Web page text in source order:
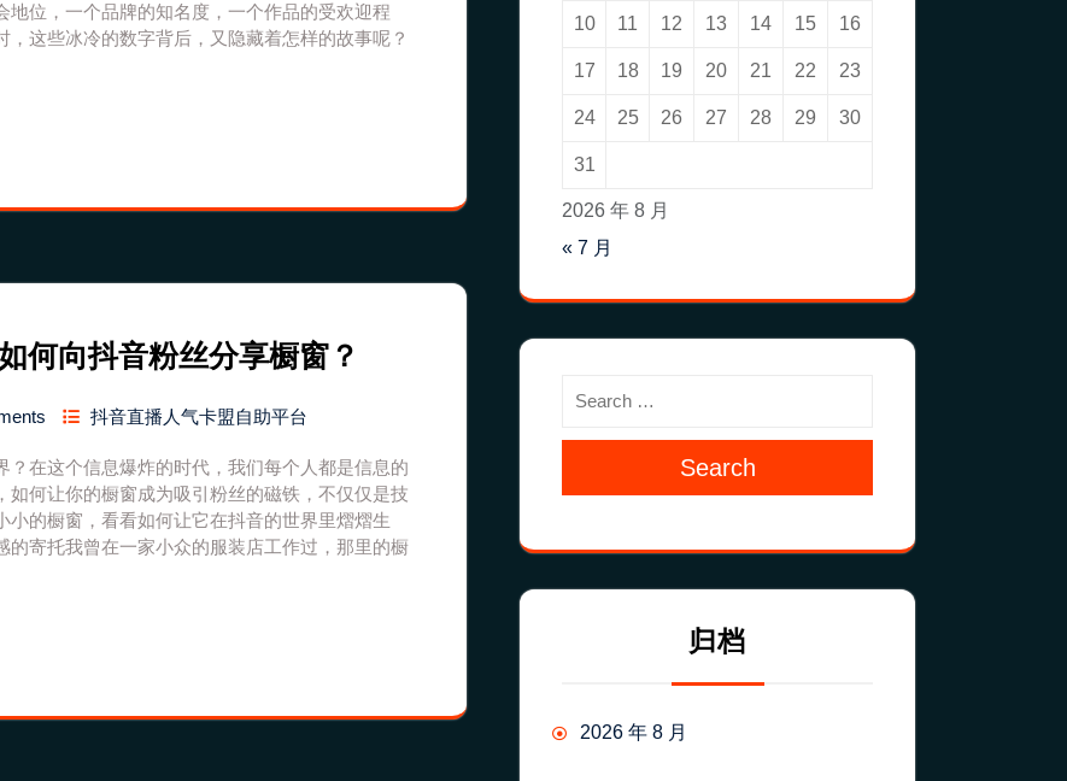
位，一个品牌的知名度，一个作品的受欢迎程
这些冰冷的数字背后，又隐藏着怎样的故事呢？
何向抖音粉丝分享橱窗？
抖音直播人气卡盟自助平台
在这个信息爆炸的时代，我们每个人都是信息的
何让你的橱窗成为吸引粉丝的磁铁，不仅仅是技
的橱窗，看看如何让它在抖音的世界里熠熠生
寄托我曾在一家小众的服装店工作过，那里的橱
2026 年 8 月
10 11 12 13 14 15 16
17 18 19 20 21 22 23
24 25 26 27 28 29 30
31
« 7 月
Search
归档
2026 年 8 月